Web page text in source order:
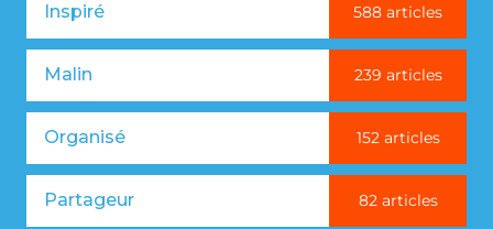
Inspiré 588 articles
Malin 239 articles
Organisé 152 articles
Partageur 82 articles